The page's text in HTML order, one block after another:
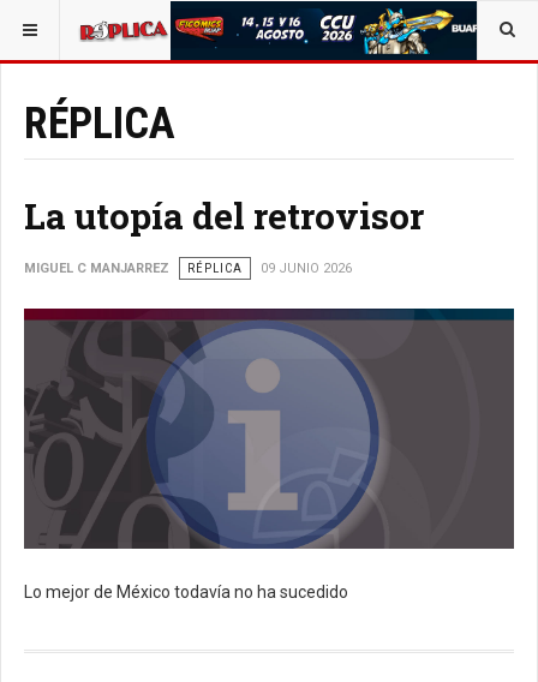
ESTÁ AQUÍ: OPINIÓN RÉPLICA
RÉPLICA
La utopía del retrovisor
MIGUEL C MANJARREZ RÉPLICA 09 JUNIO 2026
Lo mejor de México todavía no ha sucedido